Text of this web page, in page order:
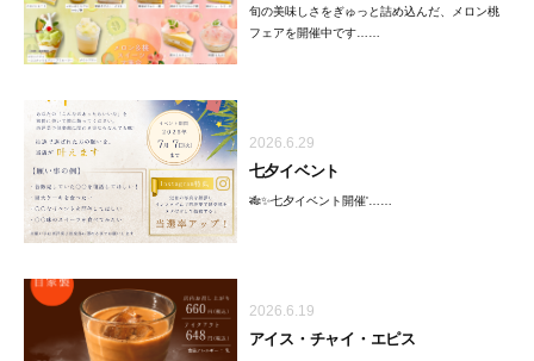
旬の美味しさをぎゅっと詰め込んだ、メロン桃
フェアを開催中です……
2026.6.29
七夕イベント
🎋✨七夕イベント開催'……
2026.6.19
アイス・チャイ・エピス